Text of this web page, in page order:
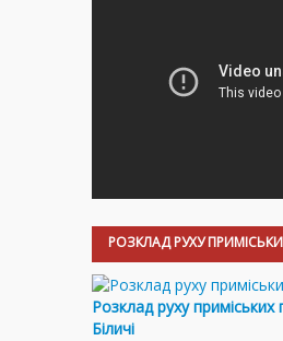
РОЗКЛАД РУХУ
Розклад руху приміських
Біличі